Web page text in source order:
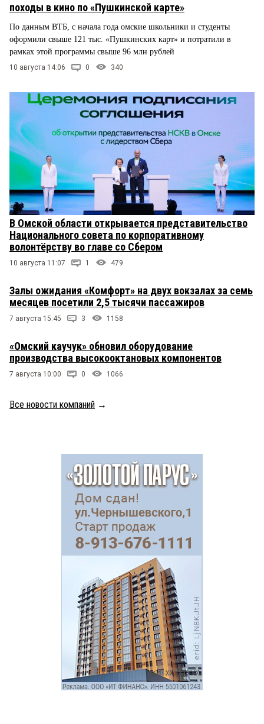
походы в кино по «Пушкинской карте»
По данным ВТБ, с начала года омские школьники и студенты
оформили свыше 121 тыс. «Пушкинских карт» и потратили в
рамках этой программы свыше 96 млн рублей
10 августа 14:06 0 340
В Омской области открывается представительство
Национального совета по корпоративному
волонтёрству во главе со Сбером
10 августа 11:07 1 479
Залы ожидания «Комфорт» на двух вокзалах за семь
месяцев посетили 2,5 тысячи пассажиров
7 августа 15:45 3 1158
«Омский каучук» обновил оборудование
производства высокооктановых компонентов
7 августа 10:00 0 1066
Все новости компаний →